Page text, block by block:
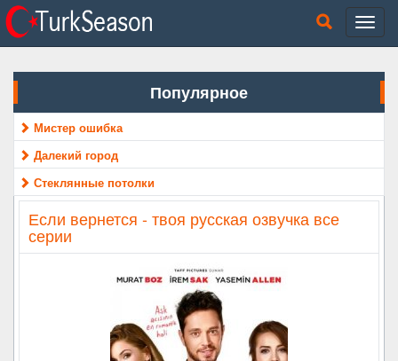
Популярное
Мистер ошибка
Далекий город
Стеклянные потолки
Если вернется - твоя русская озвучка все
серии